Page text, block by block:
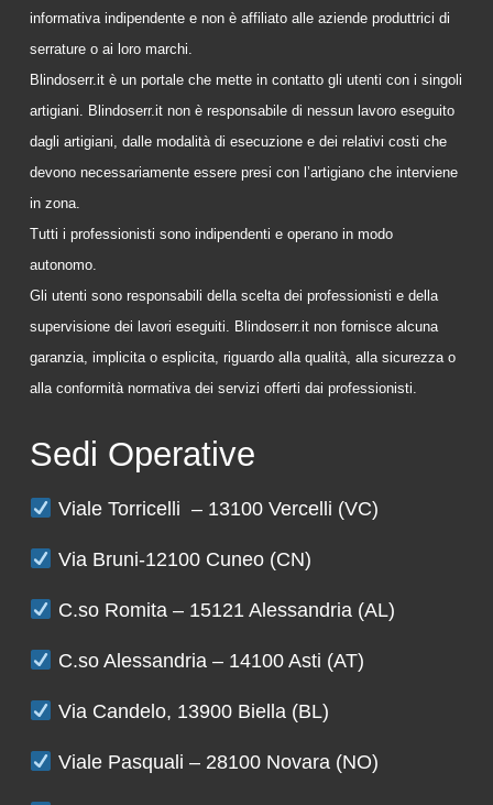
informativa indipendente e non è affiliato alle aziende produttrici di
serrature o ai loro marchi.
Blindoserr.it è un portale che mette in contatto gli utenti con i singoli
artigiani. Blindoserr.it non è responsabile di nessun lavoro eseguito
dagli artigiani, dalle modalità di esecuzione e dei relativi costi che
devono necessariamente essere presi con l’artigiano che interviene
in zona.
Tutti i professionisti sono indipendenti e operano in modo
autonomo.
Gli utenti sono responsabili della scelta dei professionisti e della
supervisione dei lavori eseguiti. Blindoserr.it non fornisce alcuna
garanzia, implicita o esplicita, riguardo alla qualità, alla sicurezza o
alla conformità normativa dei servizi offerti dai professionisti.
Sedi Operative
Viale Torricelli – 13100 Vercelli (VC)
Via Bruni-12100 Cuneo (CN)
C.so Romita – 15121 Alessandria (AL)
C.so Alessandria – 14100 Asti (AT)
Via Candelo, 13900 Biella (BL)
Viale Pasquali – 28100 Novara (NO)